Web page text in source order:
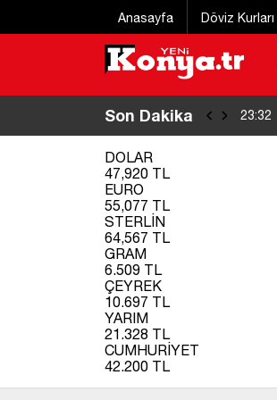
Anasayfa Döviz Kurları
Son Dakika 23:32
DOLAR
47,920 TL
EURO
55,077 TL
STERLİN
64,567 TL
GRAM
6.509 TL
ÇEYREK
10.697 TL
YARIM
21.328 TL
CUMHURİYET
42.200 TL